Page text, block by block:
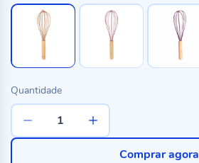
Quantidade
Comprar agora